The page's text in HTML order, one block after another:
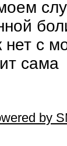
нет с
сама
by